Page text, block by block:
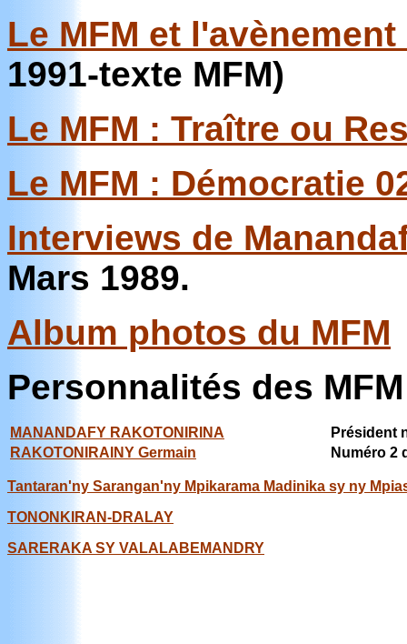
Le MFM et
1991-texte MFM)
Le MFM : Traître ou
Le MFM : Démocratie
Interviews de
Mars 1989.
Album photos du MFM
Personnalités des MFM
MANANDAFY RAKOTONIRINA
Président
RAKOTONIRAINY Germain
Numéro 2
Tantaran'ny Sarangan'ny Mpikarama Madinika sy ny
TONONKIRAN-DRALAY
SARERAKA SY VALALABEMANDRY